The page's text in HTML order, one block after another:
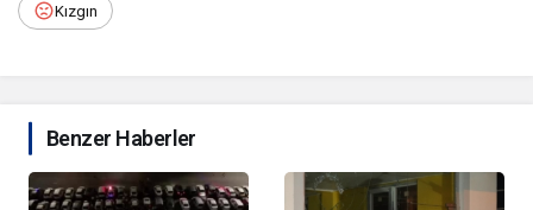
Kızgın
Benzer Haberler